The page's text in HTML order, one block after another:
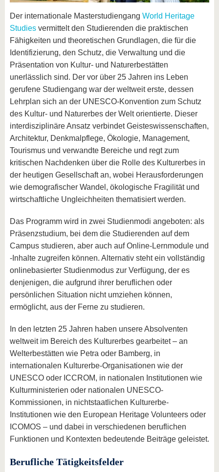
Der internationale Masterstudiengang World Heritage
Studies vermittelt den Studierenden die praktischen
Fähigkeiten und theoretischen Grundlagen, die für die
Identifizierung, den Schutz, die Verwaltung und die
Präsentation von Kultur- und Naturerbestätten
unerlässlich sind. Der vor über 25 Jahren ins Leben
gerufene Studiengang war der weltweit erste, dessen
Lehrplan sich an der UNESCO-Konvention zum Schutz
des Kultur- und Naturerbes der Welt orientierte. Dieser
interdisziplinäre Ansatz verbindet Geisteswissenschaften,
Architektur, Denkmalpflege, Ökologie, Management,
Tourismus und verwandte Bereiche und regt zum
kritischen Nachdenken über die Rolle des Kulturerbes in
der heutigen Gesellschaft an, wobei Herausforderungen
wie demografischer Wandel, ökologische Fragilität und
wirtschaftliche Ungleichheiten thematisiert werden.
Das Programm wird in zwei Studienmodi angeboten: als
Präsenzstudium, bei dem die Studierenden auf dem
Campus studieren, aber auch auf Online-Lernmodule und
-Inhalte zugreifen können. Alternativ steht ein vollständig
onlinebasierter Studienmodus zur Verfügung, der es
denjenigen, die aufgrund ihrer beruflichen oder
persönlichen Situation nicht umziehen können,
ermöglicht, aus der Ferne zu studieren.
In den letzten 25 Jahren haben unsere Absolventen
weltweit im Bereich des Kulturerbes gearbeitet – an
Welterbestätten wie Petra oder Bamberg, in
internationalen Kulturerbe-Organisationen wie der
UNESCO oder ICCROM, in nationalen Institutionen wie
Kulturministerien oder nationalen UNESCO-
Kommissionen, in nichtstaatlichen Kulturerbe-
Institutionen wie den European Heritage Volunteers oder
ICOMOS – und dabei in verschiedenen beruflichen
Funktionen und Kontexten bedeutende Beiträge geleistet.
Berufliche Tätigkeitsfelder